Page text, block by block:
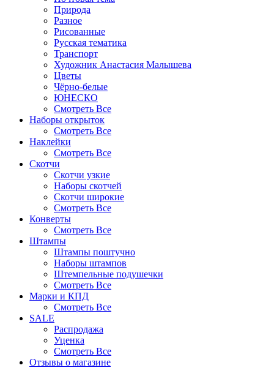
Природа
Разное
Рисованные
Русская тематика
Транспорт
Художник Анастасия Малышева
Цветы
Чёрно-белые
ЮНЕСКО
Смотреть Все
Наборы открыток
Смотреть Все
Наклейки
Смотреть Все
Скотчи
Скотчи узкие
Наборы скотчей
Скотчи широкие
Смотреть Все
Конверты
Смотреть Все
Штампы
Штампы поштучно
Наборы штампов
Штемпельные подушечки
Смотреть Все
Марки и КПД
Смотреть Все
SALE
Распродажа
Уценка
Смотреть Все
Отзывы о магазине